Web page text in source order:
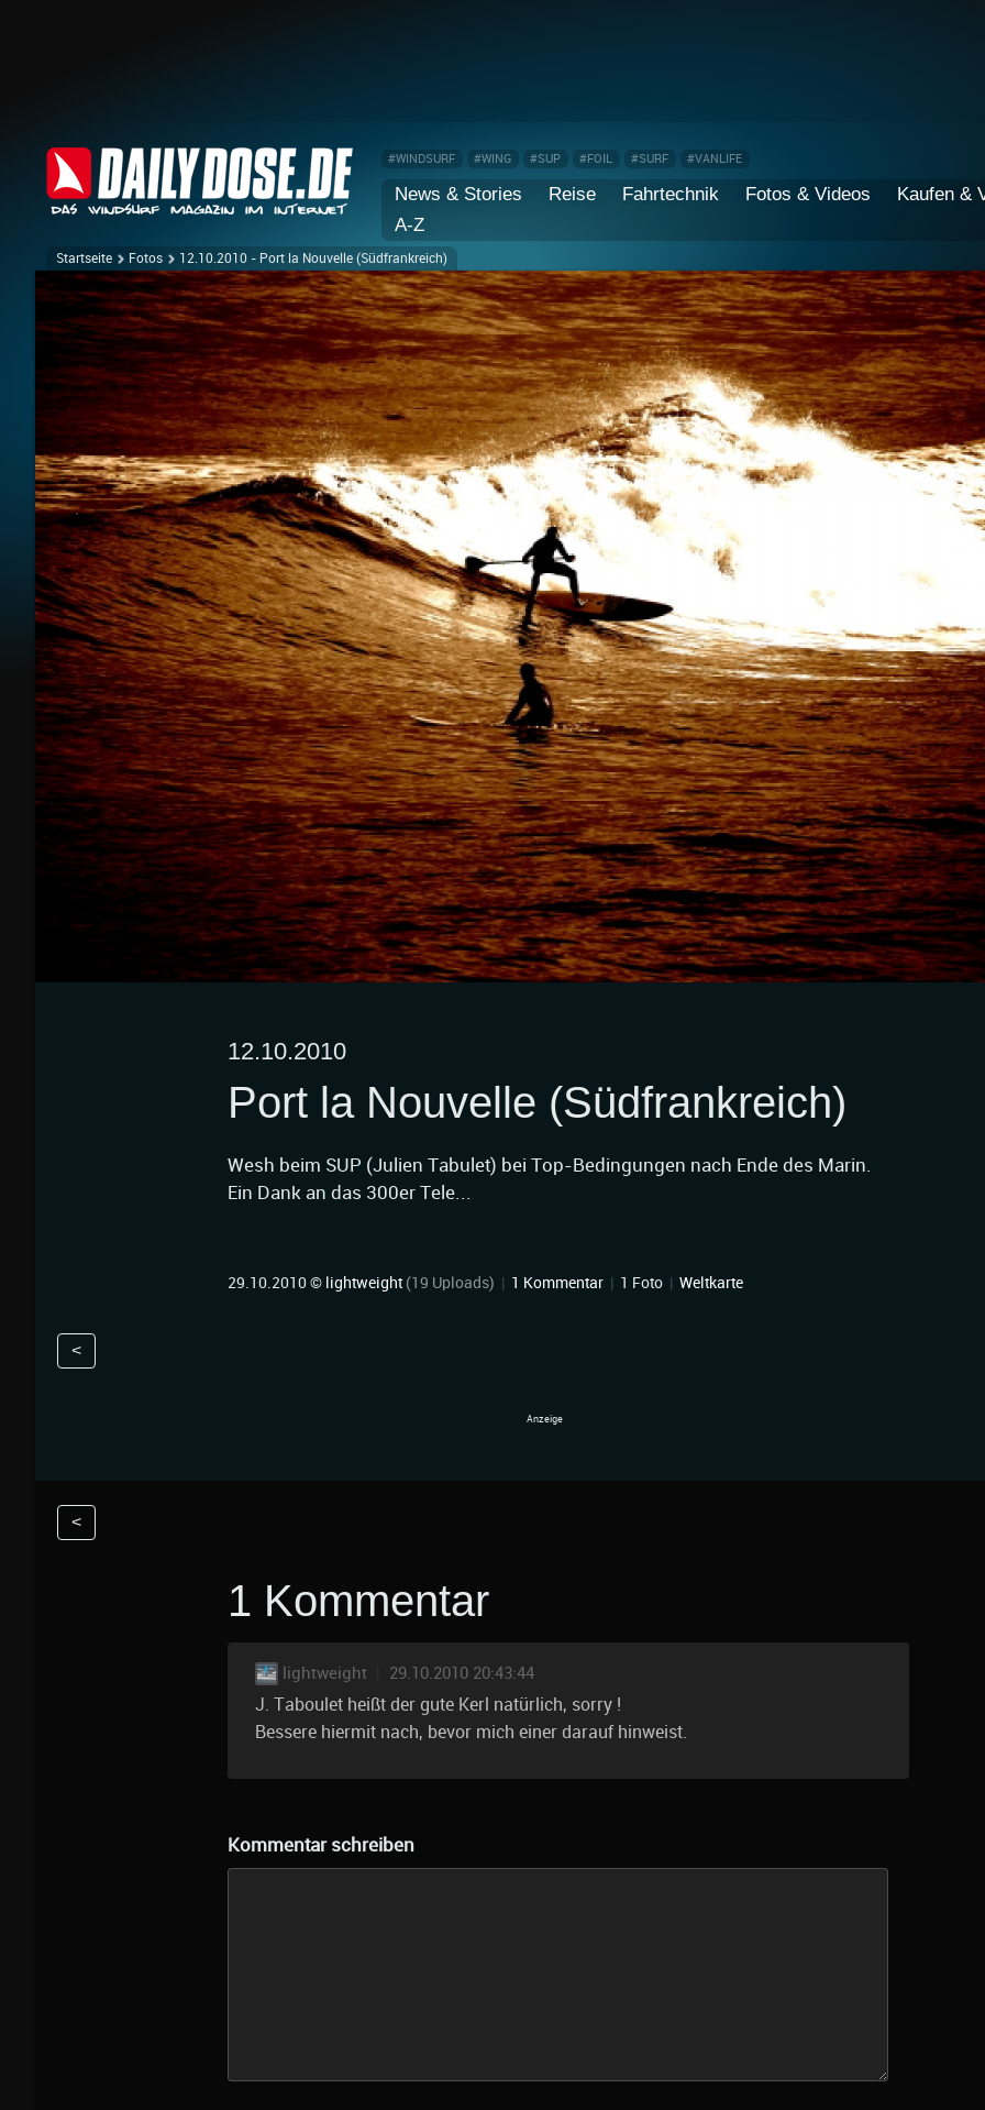
#WINDSURF #WING #SUP #FOIL #SURF #VANLIFE
News & Stories Reise Fahrtechnik Fotos & Videos
Kaufen &
A-Z
Startseite Fotos 12.10.2010 - Port la Nouvelle (Südfrankreich)
12.10.2010
Port la Nouvelle (Südfrankreich)
Wesh beim SUP (Julien Tabulet) bei Top-Bedingungen nach Ende des Marin.
Ein Dank an das 300er Tele...
29.10.2010 © lightweight (19 Uploads) | 1 Kommentar | 1 Foto | Weltkarte
<
<
1 Kommentar
lightweight 29.10.2010 20:43:44
J. Taboulet heißt der gute Kerl natürlich, sorry !
Bessere hiermit nach, bevor mich einer darauf hinweist.
Kommentar schreiben